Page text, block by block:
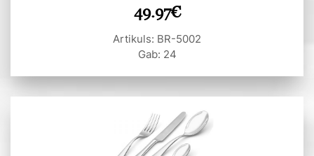
49.97€
Artikuls: BR-5002
Gab: 24